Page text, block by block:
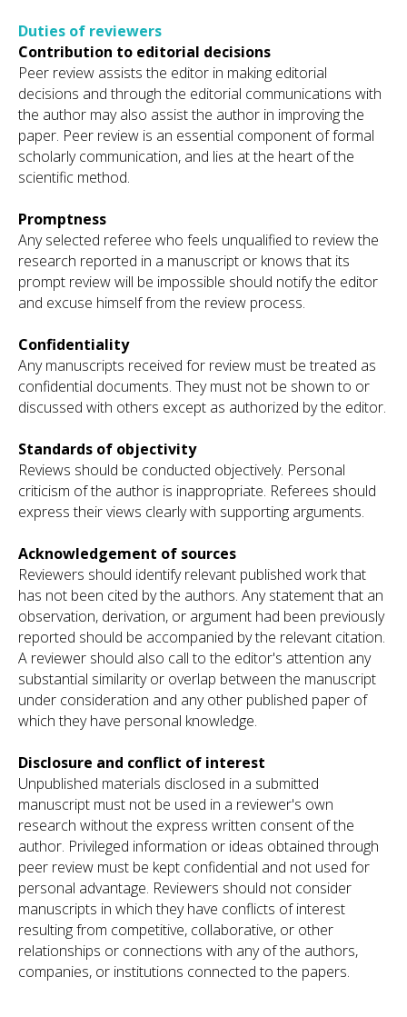
Duties of reviewers
Contribution to editorial decisions
Peer review assists the editor in making editorial
decisions and through the editorial communications with
the author may also assist the author in improving the
paper. Peer review is an essential component of formal
scholarly communication, and lies at the heart of the
scientific method.
Promptness
Any selected referee who feels unqualified to review the
research reported in a manuscript or knows that its
prompt review will be impossible should notify the editor
and excuse himself from the review process.
Confidentiality
Any manuscripts received for review must be treated as
confidential documents. They must not be shown to or
discussed with others except as authorized by the editor.
Standards of objectivity
Reviews should be conducted objectively. Personal
criticism of the author is inappropriate. Referees should
express their views clearly with supporting arguments.
Acknowledgement of sources
Reviewers should identify relevant published work that
has not been cited by the authors. Any statement that an
observation, derivation, or argument had been previously
reported should be accompanied by the relevant citation.
A reviewer should also call to the editor's attention any
substantial similarity or overlap between the manuscript
under consideration and any other published paper of
which they have personal knowledge.
Disclosure and conflict of interest
Unpublished materials disclosed in a submitted
manuscript must not be used in a reviewer's own
research without the express written consent of the
author. Privileged information or ideas obtained through
peer review must be kept confidential and not used for
personal advantage. Reviewers should not consider
manuscripts in which they have conflicts of interest
resulting from competitive, collaborative, or other
relationships or connections with any of the authors,
companies, or institutions connected to the papers.